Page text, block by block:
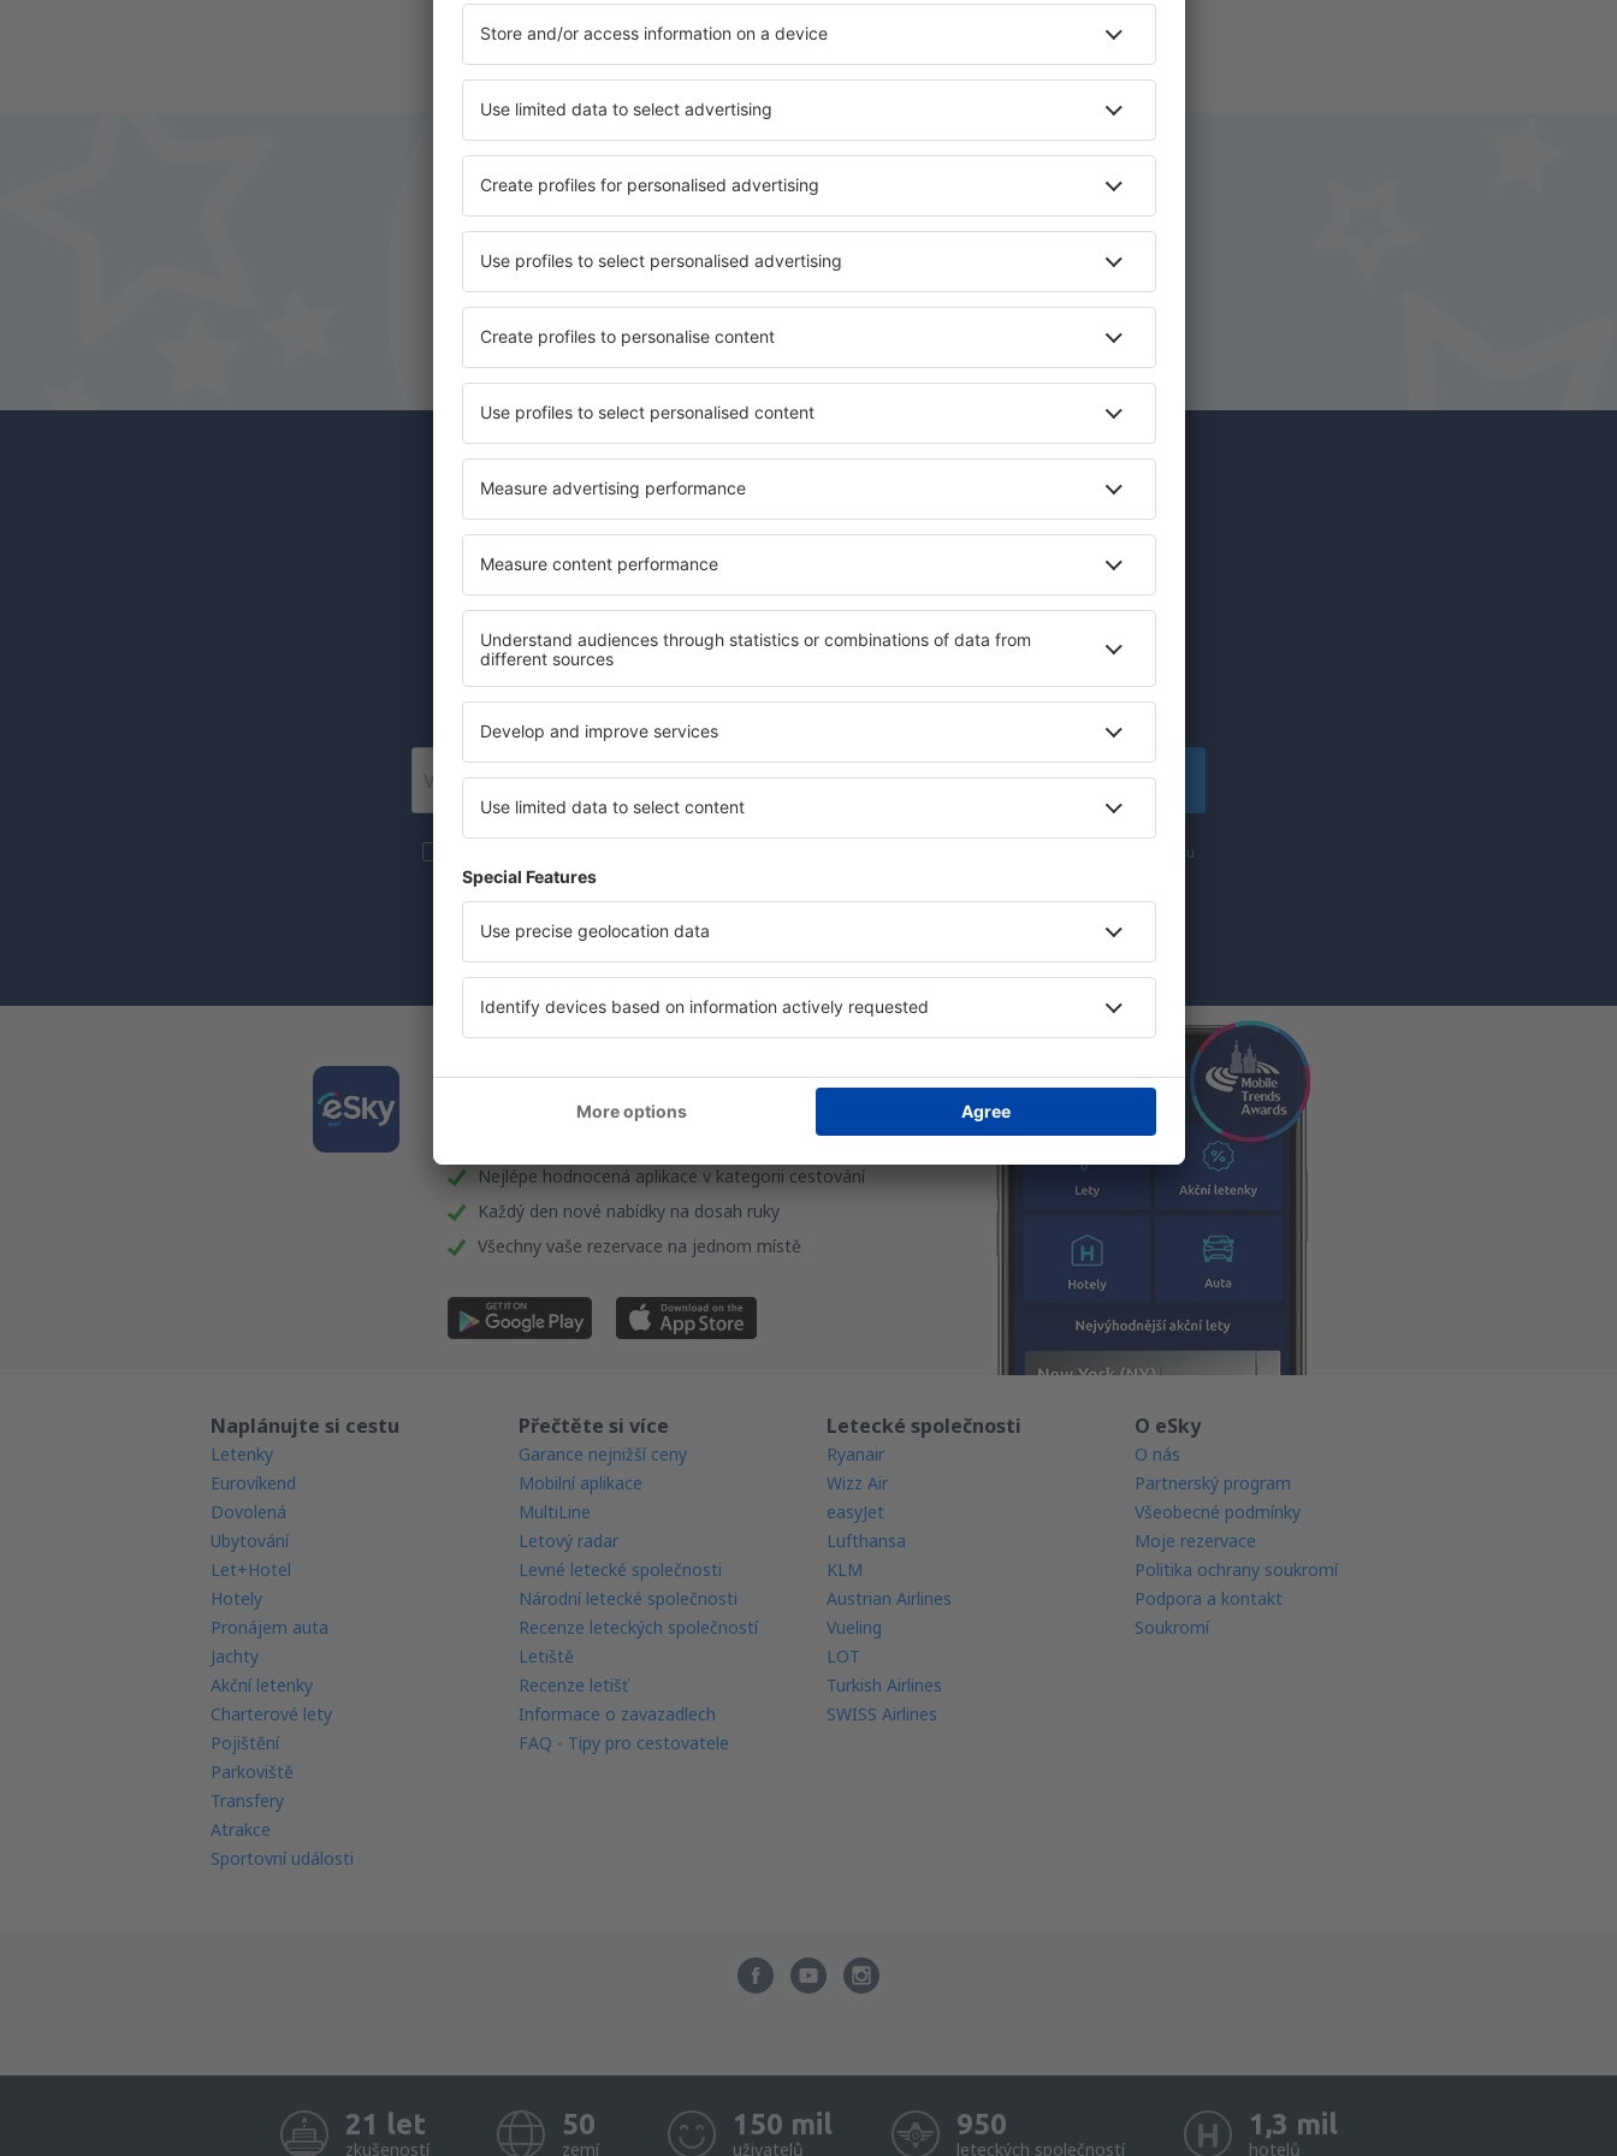
Šetřete čas a peníze.
Rezervujte si Let+Hotel na
eSky.cz!
Klikněte sem
Odběratelé newsletteru cestují více za
Levné lety, dovolené, eurovíkendy - získejte informace o jedinečných
akčních letenkách dříve než kdokoli jiný.
Posíláme jen to nejlepší, máte naše čestné cestovatelské!
Zapsat se
Souhlasím s odběrem marketingových informací (formou
newsletteru) od eSky.pl S.A. na mnou poskytnutou e-mailovou adresu.
(současně) vyjadřujete souhlas na zpracování osobních údajů
Stáhněte si naši aplikaci
a plánujte své cesty pohodlně
Nejlépe hodnocená aplikace v kategorii cestování
Každý den nové nabídky na dosah ruky
Všechny vaše rezervace na jednom místě
Naplánujte si cestu
Letenky
Eurovíkend
Dovolená
Ubytování
Let+Hotel
Hotely
Pronájem auta
Jachty
Akční letenky
Charterové lety
Pojištění
Parkoviště
Transfery
Atrakce
Sportovní události
Přečtěte si více
Garance nejnižší ceny
Mobilní aplikace
MultiLine
Letový radar
Levné letecké společnosti
Národní letecké společnosti
Recenze leteckých společností
Letiště
Recenze letišť
Informace o zavazadlech
FAQ - Tipy pro cestovatele
Letecké společnosti
Ryanair
Wizz Air
easyJet
Lufthansa
KLM
Austrian Airlines
Vueling
LOT
Turkish Airlines
SWISS Airlines
O eSky
O nás
Partnerský program
Všeobecné podmínky
Moje rezervace
Politika ochrany soukromí
Podpora a kontakt
Soukromí
21 let
zkušeností
50
zemí
150 mil
uživatelů
950
leteckých společností
1,3 mil
hotelů